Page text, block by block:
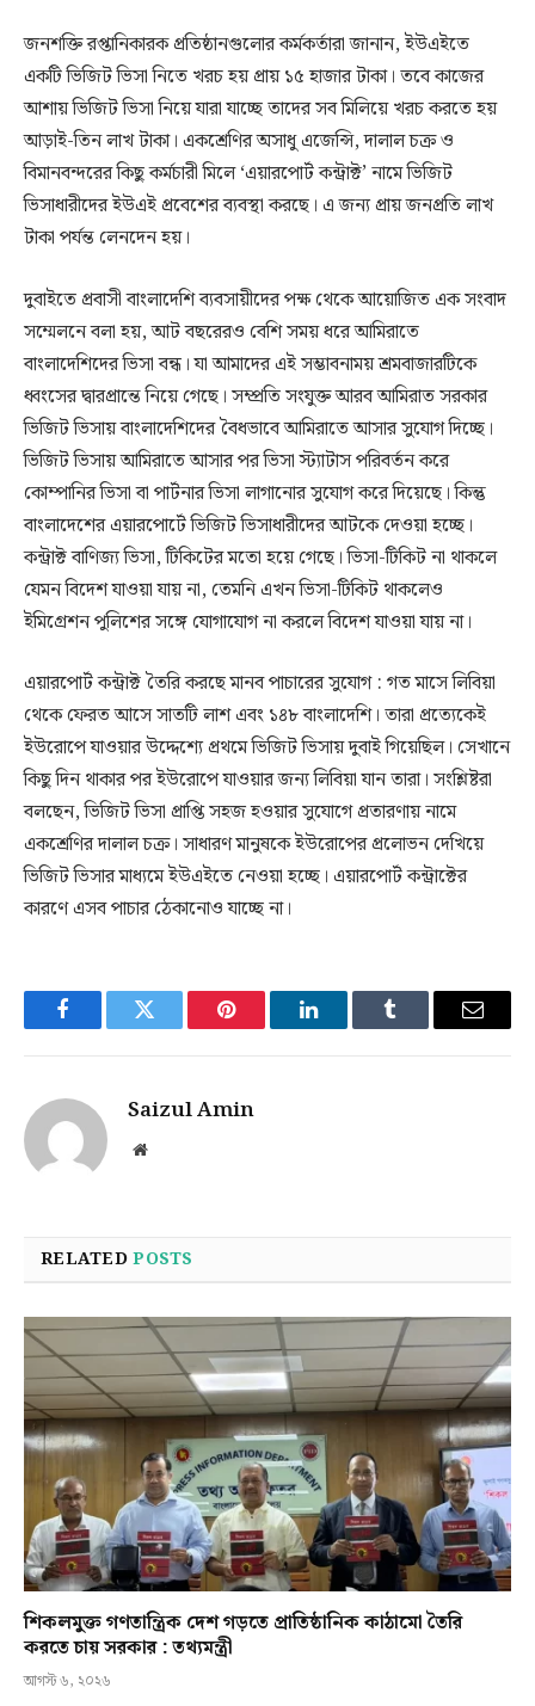
জনশক্তি রপ্তানিকারক প্রতিষ্ঠানগুলোর কর্মকর্তারা জানান, ইউএইতে
একটি ভিজিট ভিসা নিতে খরচ হয় প্রায় ১৫ হাজার টাকা। তবে কাজের
আশায় ভিজিট ভিসা নিয়ে যারা যাচ্ছে তাদের সব মিলিয়ে খরচ করতে হয়
আড়াই-তিন লাখ টাকা। একশ্রেণির অসাধু এজেন্সি, দালাল চক্র ও
বিমানবন্দরের কিছু কর্মচারী মিলে ‘এয়ারপোর্ট কন্ট্রাক্ট’ নামে ভিজিট
ভিসাধারীদের ইউএই প্রবেশের ব্যবস্থা করছে। এ জন্য প্রায় জনপ্রতি লাখ
টাকা পর্যন্ত লেনদেন হয়।
দুবাইতে প্রবাসী বাংলাদেশি ব্যবসায়ীদের পক্ষ থেকে আয়োজিত এক সংবাদ
সম্মেলনে বলা হয়, আট বছরেরও বেশি সময় ধরে আমিরাতে
বাংলাদেশিদের ভিসা বন্ধ। যা আমাদের এই সম্ভাবনাময় শ্রমবাজারটিকে
ধ্বংসের দ্বারপ্রান্তে নিয়ে গেছে। সম্প্রতি সংযুক্ত আরব আমিরাত সরকার
ভিজিট ভিসায় বাংলাদেশিদের বৈধভাবে আমিরাতে আসার সুযোগ দিচ্ছে।
ভিজিট ভিসায় আমিরাতে আসার পর ভিসা স্ট্যাটাস পরিবর্তন করে
কোম্পানির ভিসা বা পার্টনার ভিসা লাগানোর সুযোগ করে দিয়েছে। কিন্তু
বাংলাদেশের এয়ারপোর্টে ভিজিট ভিসাধারীদের আটকে দেওয়া হচ্ছে।
কন্ট্রাক্ট বাণিজ্য ভিসা, টিকিটের মতো হয়ে গেছে। ভিসা-টিকিট না থাকলে
যেমন বিদেশ যাওয়া যায় না, তেমনি এখন ভিসা-টিকিট থাকলেও
ইমিগ্রেশন পুলিশের সঙ্গে যোগাযোগ না করলে বিদেশ যাওয়া যায় না।
এয়ারপোর্ট কন্ট্রাক্ট তৈরি করছে মানব পাচারের সুযোগ : গত মাসে লিবিয়া
থেকে ফেরত আসে সাতটি লাশ এবং ১৪৮ বাংলাদেশি। তারা প্রত্যেকেই
ইউরোপে যাওয়ার উদ্দেশ্যে প্রথমে ভিজিট ভিসায় দুবাই গিয়েছিল। সেখানে
কিছু দিন থাকার পর ইউরোপে যাওয়ার জন্য লিবিয়া যান তারা। সংশ্লিষ্টরা
বলছেন, ভিজিট ভিসা প্রাপ্তি সহজ হওয়ার সুযোগে প্রতারণায় নামে
একশ্রেণির দালাল চক্র। সাধারণ মানুষকে ইউরোপের প্রলোভন দেখিয়ে
ভিজিট ভিসার মাধ্যমে ইউএইতে নেওয়া হচ্ছে। এয়ারপোর্ট কন্ট্রাক্টের
কারণে এসব পাচার ঠেকানোও যাচ্ছে না।
FacebookTwitter Pinterest LinkedInTumblr Email
Saizul Amin
Website
RELATEDPOSTS
শিকলমুক্ত গণতান্ত্রিক দেশ গড়তে প্রাতিষ্ঠানিক কাঠামো তৈরি
করতে চায় সরকার : তথ্যমন্ত্রী
আগস্ট ৬, ২০২৬